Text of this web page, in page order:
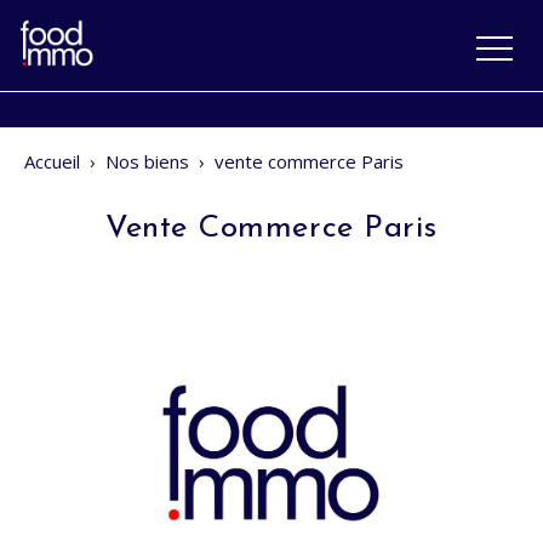
Accueil › Nos biens › vente commerce Paris
Vente Commerce Paris